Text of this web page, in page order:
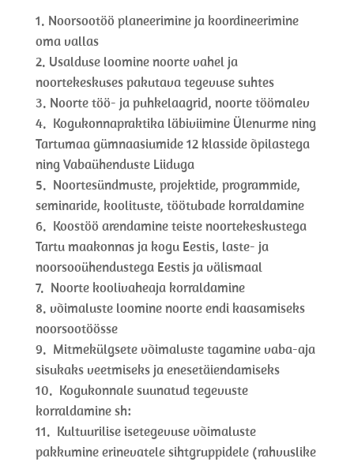
Noorsootöö planeerimine ja koordineerimine
oma vallas
Usalduse loomine noorte vahel ja
noortekeskuses pakutava tegevuse suhtes
Noorte töö- ja puhkelaagrid, noorte töömalev
Kogukonnapraktika läbiviimine Ülenurme ning
Tartumaa gümnaasiumide 12 klasside õpilastega
ning Vabaühenduste Liiduga
Noortesündmuste, projektide, programmide,
seminaride, koolituste, töötubade korraldamine
Koostöö arendamine teiste noortekeskustega
Tartu maakonnas ja kogu Eestis, laste- ja
noorsooühendustega Eestis ja välismaal
Noorte koolivaheaja korraldamine
võimaluste loomine noorte endi kaasamiseks
noorsootöösse
Mitmekülgsete võimaluste tagamine vaba-aja
sisukaks veetmiseks ja enesetäiendamiseks
Kogukonnale suunatud tegevuste
korraldamine sh:
Kultuurilise isetegevuse võimaluste
pakkumine erinevatele sihtgruppidele (rahvuslike